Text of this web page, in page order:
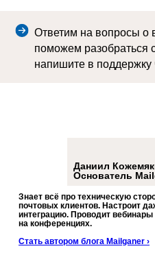
Ответим на вопросы о
поможем разобраться
напишите в поддержку
Знает всё про техническую
почтовых клиентов. Настроит
интеграцию. Проводит
на конференциях.
Стать автором блога Mailganer ›
Даниил
Основатель